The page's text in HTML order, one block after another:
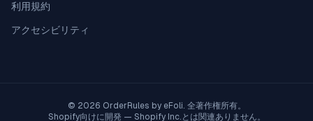
利用規約
アクセシビリティ
© 2026 OrderRules by eFoli. 全著作権所有。
Shopify向けに開発 — Shopify Inc.とは関連ありません。